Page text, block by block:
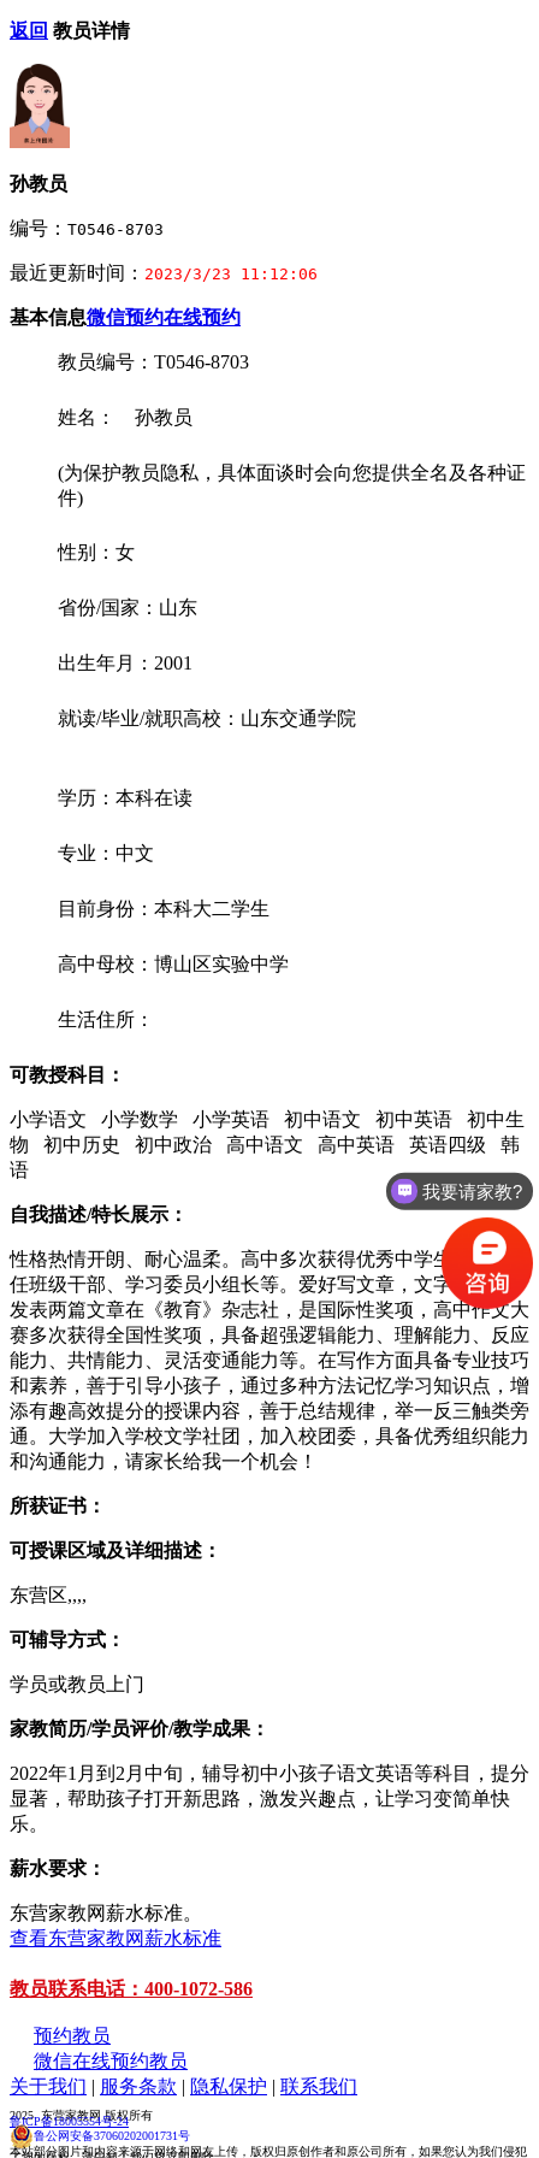
返回 教员详情
孙教员
编号： T0546-8703
最近更新时间： 2023/3/23 11:12:06
基本信息微信预约在线预约
教员编号：T0546-8703
姓名： 孙教员
(为保护教员隐私，具体面谈时会向您提供全名及各种证
件)
性别：女
省份/国家：山东
出生年月：2001
就读/毕业/就职高校：山东交通学院
学历：本科在读
专业：中文
目前身份：本科大二学生
高中母校：博山区实验中学
生活住所：
可教授科目：
小学语文 小学数学 小学英语 初中语文 初中英语 初中生
物 初中历史 初中政治 高中语文 高中英语 英语四级 韩
语
自我描述/特长展示：
性格热情开朗、耐心温柔。高中多次获得优秀中学生称号，担
任班级干部、学习委员小组长等。爱好写文章，文字功底强，
发表两篇文章在《教育》杂志社，是国际性奖项，高中作文大
赛多次获得全国性奖项，具备超强逻辑能力、理解能力、反应
能力、共情能力、灵活变通能力等。在写作方面具备专业技巧
和素养，善于引导小孩子，通过多种方法记忆学习知识点，增
添有趣高效提分的授课内容，善于总结规律，举一反三触类旁
通。大学加入学校文学社团，加入校团委，具备优秀组织能力
和沟通能力，请家长给我一个机会！
所获证书：
可授课区域及详细描述：
东营区,,,,
可辅导方式：
学员或教员上门
家教简历/学员评价/教学成果：
2022年1月到2月中旬，辅导初中小孩子语文英语等科目，提分
显著，帮助孩子打开新思路，激发兴趣点，让学习变简单快
乐。
薪水要求：
东营家教网薪水标准。
查看东营家教网薪水标准
教员联系电话：400-1072-586
预约教员
微信在线预约教员
关于我们 | 服务条款 | 隐私保护 | 联系我们
2025 东营家教网 版权所有
鲁ICP备18005554号-24
鲁公网安备37060202001731号
本站部分图片和内容来源于网络和网友上传，版权归原创作者和原公司所有，如果您认为我们侵犯
我要请家教?